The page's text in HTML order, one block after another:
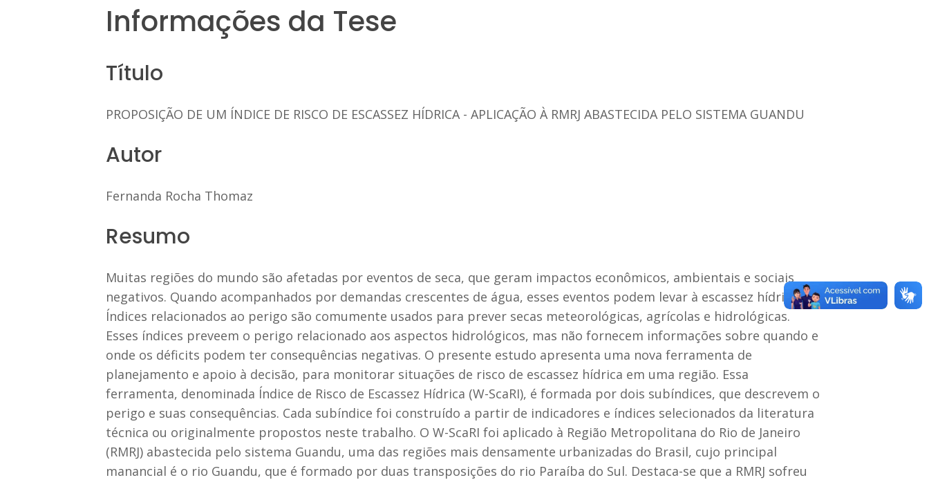
Informações da Tese
Título
PROPOSIÇÃO DE UM ÍNDICE DE RISCO DE ESCASSEZ HÍDRICA - APLICAÇÃO À RMRJ ABASTECIDA PELO SISTEMA GUANDU
Autor
Fernanda Rocha Thomaz
Resumo
Muitas regiões do mundo são afetadas por eventos de seca, que geram impactos econômicos, ambientais e sociais
negativos. Quando acompanhados por demandas crescentes de água, esses eventos podem levar à escassez hídrica.
Índices relacionados ao perigo são comumente usados para prever secas meteorológicas, agrícolas e hidrológicas.
Esses índices preveem o perigo relacionado aos aspectos hidrológicos, mas não fornecem informações sobre quando e
onde os déficits podem ter consequências negativas. O presente estudo apresenta uma nova ferramenta de
planejamento e apoio à decisão, para monitorar situações de risco de escassez hídrica em uma região. Essa
ferramenta, denominada Índice de Risco de Escassez Hídrica (W-ScaRI), é formada por dois subíndices, que descrevem o
perigo e suas consequências. Cada subíndice foi construído a partir de indicadores e índices selecionados da literatura
técnica ou originalmente propostos neste trabalho. O W-ScaRI foi aplicado à Região Metropolitana do Rio de Janeiro
(RMRJ) abastecida pelo sistema Guandu, uma das regiões mais densamente urbanizadas do Brasil, cujo principal
manancial é o rio Guandu, que é formado por duas transposições do rio Paraíba do Sul. Destaca-se que a RMRJ sofreu